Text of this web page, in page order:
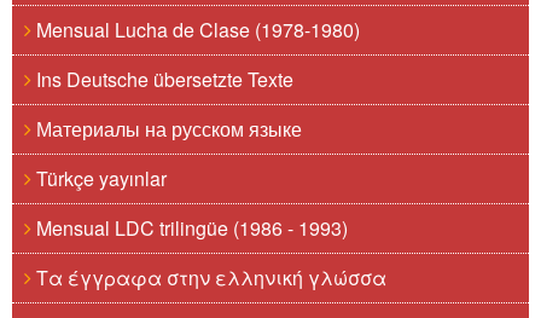
Mensual Lucha de Clase (1978-1980)
Ins Deutsche übersetzte Texte
Материалы на русском языке
Türkçe yayınlar
Mensual LDC trilingüe (1986 - 1993)
Τα έγγραφα στην ελληνική γλώσσα